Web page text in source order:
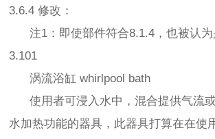
3.6.4 修改：
注1：即使部件符合8.1.4，也被认为
3.101
涡流浴缸 whirlpool bath
使用者可浸入水中，混合提供气流
水加热功能的器具，此器具打算在在使